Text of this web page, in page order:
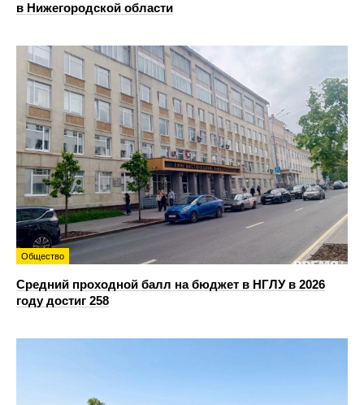
в Нижегородской области
Общество
Средний проходной балл на бюджет в НГЛУ в 2026
году достиг 258